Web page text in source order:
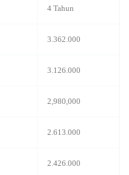
4 Tahun
3.362.000
3.126.000
2,980,000
2.613.000
2.426.000